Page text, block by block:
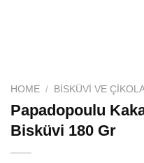
HOME / BISKÜVI VE
Papadopoulu
Bisküvi 180 Gr